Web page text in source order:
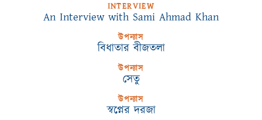
INTERVIEW
An Interview with Sami Ahmad Khan
উপন্যাস
বিধাতার বীজতলা
উপন্যাস
সেতু
উপন্যাস
স্বপ্নের দরজা